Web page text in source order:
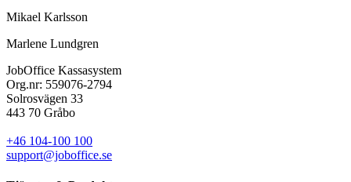
Mikael Karlsson
Marlene Lundgren
JobOffice Kassasystem
Org.nr: 559076-2794
Solrosvägen 33
443 70 Gråbo
+46 104-100 100
support@joboffice.se